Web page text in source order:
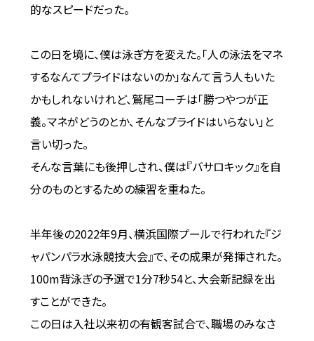
的なスピードだった。
この日を境に、僕は泳ぎ方を変えた。「人の泳法をマネ
するなんてプライドはないのか」なんて言う人もいた
かもしれないけれど、鷲尾コーチは「勝つやつが正
義。マネがどうのとか、そんなプライドはいらない」と
言い切った。
そんな言葉にも後押しされ、僕は『バサロキック』を自
分のものとするための練習を重ねた。
半年後の2022年9月、横浜国際プールで行われた『ジ
ャパンパラ水泳競技大会』で、その成果が発揮された。
100m背泳ぎの予選で1分7秒54と、大会新記録を出
すことができた。
この日は入社以来初の有観客試合で、職場のみなさ